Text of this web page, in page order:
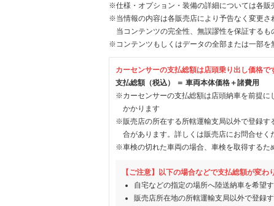
※仕様・オプション・装備の詳細については各販
※当情報の内容は各販売店により予告なく変更
当コンテンツの完全性、無誤謬性を保証する
※コンテンツもしくはデータの全部または一部を
カーセンサーの支払総額は店頭乗り出し価格で
支払総額（税込） ＝ 車両本体価格＋諸費用
※カーセンサーの支払総額は店頭納車を前提に
かかります
※販売店の所在する所轄運輸支局以外で登録す
合があります。詳しくは販売店にお問合せく
※車検の切れた車両の場合、車検を取得するた
【ご注意】以下の場合などで支払総額が変わ
自宅などの指定の場所へ陸送納車を希望
販売店所在地の所轄運輸支局以外で登録